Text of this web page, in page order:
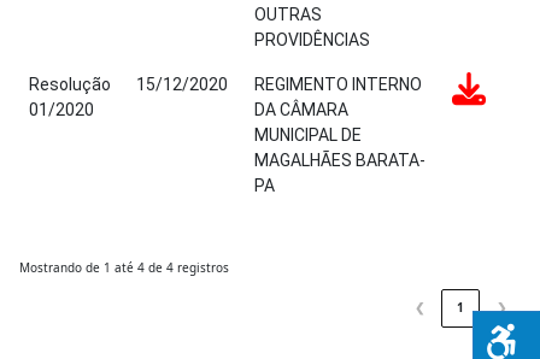
OUTRAS
PROVIDÊNCIAS
Resolução
01/2020
15/12/2020
REGIMENTO INTERNO
DA CÂMARA
MUNICIPAL DE
MAGALHÃES BARATA-
PA
Mostrando de 1 até 4 de 4 registros
❮ 1 ❯